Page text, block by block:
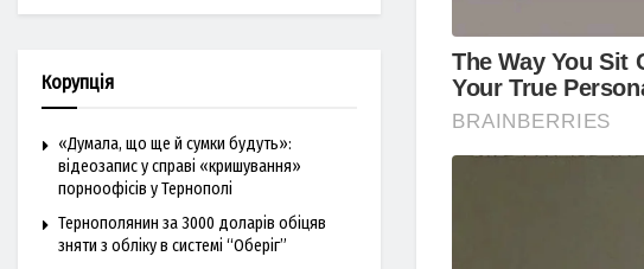
Корупція
«Думала, що ще й сумки будуть»:
відеозапис у справі «кришування»
порноофісів у Тернополі
Тернополянин за 3000 доларів обіцяв
зняти з обліку в системі “Оберіг”